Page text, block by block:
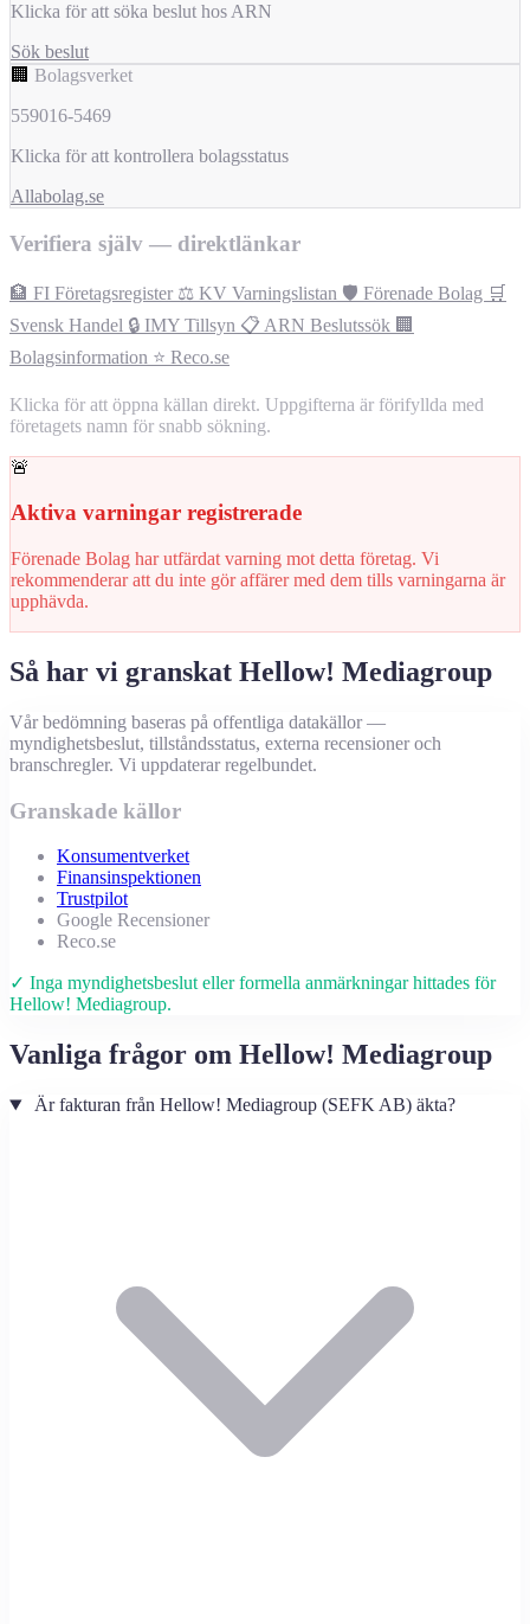
Klicka för att söka beslut hos ARN
Sök beslut
🏢 Bolagsverket
559016-5469
Klicka för att kontrollera bolagsstatus
Allabolag.se
Verifiera själv — direktlänkar
🏦 FI Företagsregister ⚖️ KV Varningslistan 🛡️ Förenade Bolag 🛒
Svensk Handel 🔒 IMY Tillsyn 📋 ARN Beslutssök 🏢
Bolagsinformation ⭐ Reco.se
Klicka för att öppna källan direkt. Uppgifterna är förifyllda med
företagets namn för snabb sökning.
🚨
Aktiva varningar registrerade
Förenade Bolag har utfärdat varning mot detta företag. Vi
rekommenderar att du inte gör affärer med dem tills varningarna är
upphävda.
Så har vi granskat Hellow! Mediagroup
Vår bedömning baseras på offentliga datakällor —
myndighetsbeslut, tillståndsstatus, externa recensioner och
branschregler. Vi uppdaterar regelbundet.
Granskade källor
Konsumentverket
Finansinspektionen
Trustpilot
Google Recensioner
Reco.se
✓ Inga myndighetsbeslut eller formella anmärkningar hittades för
Hellow! Mediagroup.
Vanliga frågor om Hellow! Mediagroup
Är fakturan från Hellow! Mediagroup (SEFK AB) äkta?